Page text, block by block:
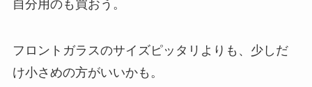
自分用のも買おう。
フロントガラスのサイズピッタリよりも、少しだ
け小さめの方がいいかも。